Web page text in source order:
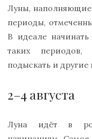
Луны, наполняющие
периоды,
В идеале
таких
подыскать и другие
2–4 августа
Луна идёт в